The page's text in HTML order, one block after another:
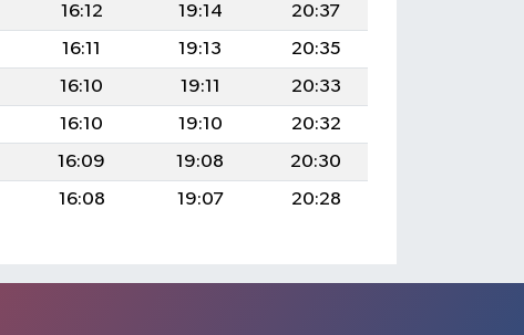
16:12 19:14
20:37
16:11 19:13
20:35
16:10 19:11
20:33
16:10 19:10
20:32
16:09 19:08
20:30
16:08 19:07 20:28